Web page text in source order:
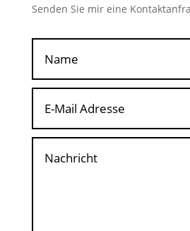
Senden Sie mir eine